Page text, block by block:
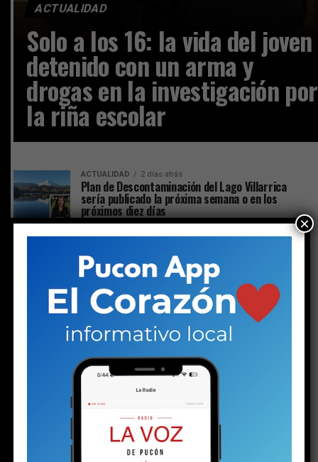
ACTUALIDAD
Solo a los 16: la vida del joven
detenido con un arma y
drogas en la investigación por
la riña escolar
ACTUALIDAD 2 días atrás
Plan de Descontaminación del Lago Villarrica
sería publicado la próxima semana o en los
próximos diez días
El duro informe municipal respecto a tradicional
feria artesanal ubicada a un costado del
gimnasio
ACTUALIDAD 4 días atrás
Gobierno reconoce que caminos dañados por el
temporal requerirán un trabajo especial de
Vialidad
ACTUALIDAD 6 días atrás
Ministra de Medio Ambiente y toma de razón del
Plan de Descontaminación del Lago Villarrica:
“Una muy buena noticia para La Araucanía y el
×